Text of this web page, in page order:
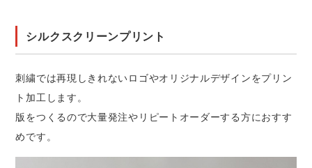
シルクスクリーンプリント
刺繍では再現しきれないロゴやオリジナルデザインをプリン
ト加工します。
版をつくるので大量発注やリピートオーダーする方におすす
めです。